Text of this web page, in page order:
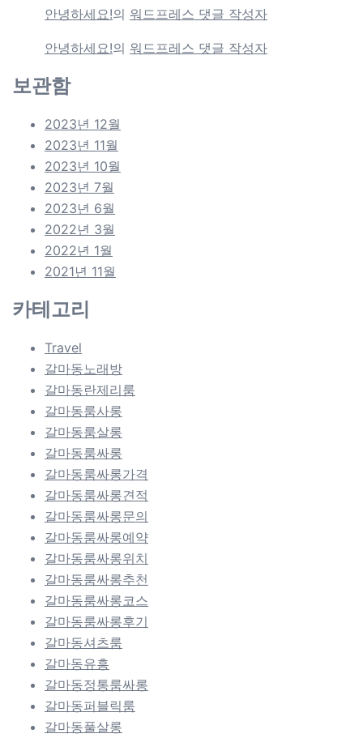
안녕하세요!의 워드프레스 댓글 작성자
안녕하세요!의 워드프레스 댓글 작성자
보관함
2023년 12월
2023년 11월
2023년 10월
2023년 7월
2023년 6월
2022년 3월
2022년 1월
2021년 11월
카테고리
Travel
갈마동노래방
갈마동란제리룸
갈마동룸사롱
갈마동룸살롱
갈마동룸싸롱
갈마동룸싸롱가격
갈마동룸싸롱견적
갈마동룸싸롱문의
갈마동룸싸롱예약
갈마동룸싸롱위치
갈마동룸싸롱추천
갈마동룸싸롱코스
갈마동룸싸롱후기
갈마동셔츠룸
갈마동유흥
갈마동정통룸싸롱
갈마동퍼블릭룸
갈마동풀살롱